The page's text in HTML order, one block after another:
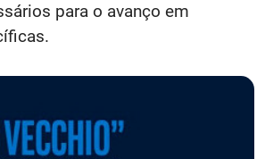
para o avanço em